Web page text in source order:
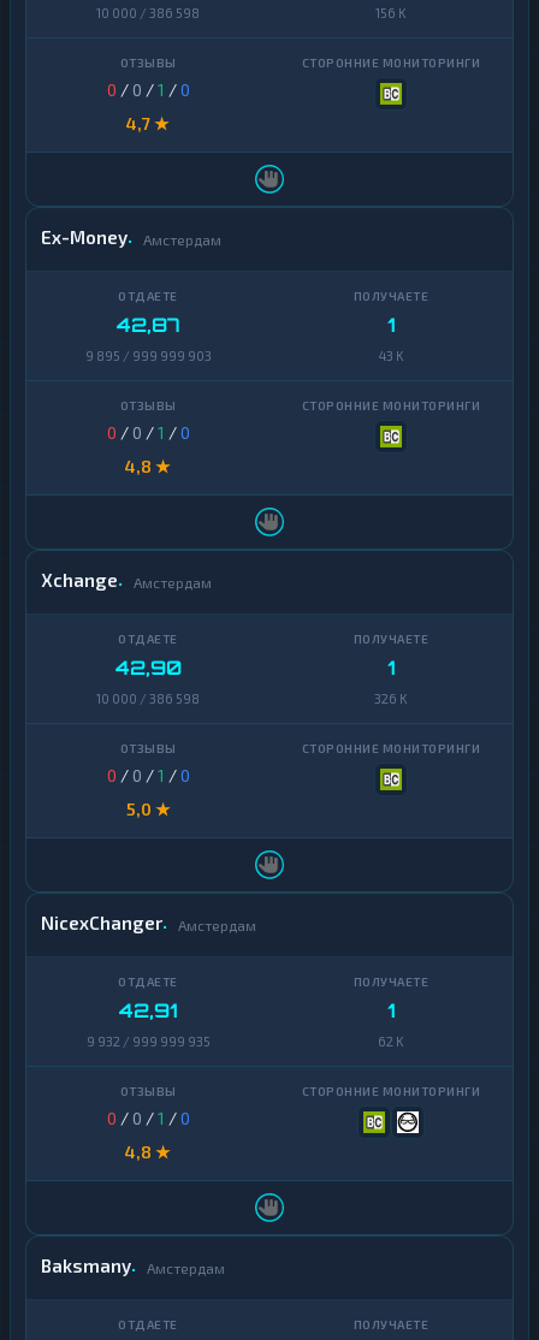
10 000 / 386 598 156 K
0 / 0 /1 /0
4,7 ★
Ex-Money Амстердам
42,87
9 895 / 999 999 903
1
43 K
0 / 0 /1 /0
4,8 ★
Xchange Амстердам
42,90
10 000 / 386 598
1
326 K
0 / 0 /1 /0
5,0 ★
NicexChanger Амстердам
42,91
9 932 / 999 999 935
1
62 K
0 / 0 /1 /0
4,8 ★
Baksmany Амстердам